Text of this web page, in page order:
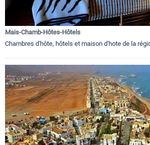
Mais-Chamb-Hôtes-Hôtels
Chambres d'hôte, hôtels et maison d'hote de la